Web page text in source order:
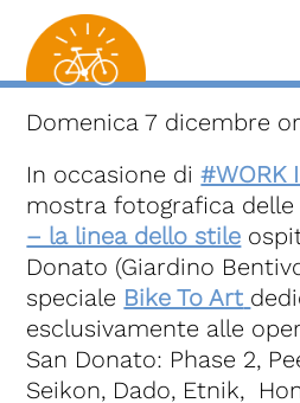
Domenica 7 dicembre
In occasione di #WORK
mostra fotografica delle
– la linea dello stile
Donato (Giardino
speciale Bike To Art
esclusivamente alle
San Donato: Phase 2,
Seikon, Dado, Etnik,